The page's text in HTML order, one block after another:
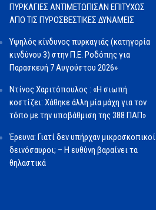
ΠΥΡΚΑΓΙΕΣ ΑΝΤΙΜΕΤΩΠΙΣΑΝ ΕΠΙΤΥΧΩΣ
ΑΠΟ ΤΙΣ ΠΥΡΟΣΒΕΣΤΙΚΕΣ ΔΥΝΑΜΕΙΣ
Υψηλός κίνδυνος πυρκαγιάς (κατηγορία
κινδύνου 3) στην Π.Ε. Ροδόπης για
Παρασκευή 7 Αυγούστου 2026»
Ντίνος Χαριτόπουλος : «Η σιωπή
κοστίζει: Χάθηκε άλλη μία μάχη για τον
τόπο με την υποβάθμιση της 388 ΠΑΠ»
Έρευνα: Γιατί δεν υπήρχαν μικροσκοπικοί
δεινόσαυροι; – Η ευθύνη βαραίνει τα
θηλαστικά